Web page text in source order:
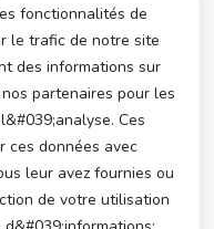
fonctionnalités de
le trafic de notre site
des informations sur
partenaires pour les
Ces
ces données avec
leur avez fournies ou
de votre utilisation